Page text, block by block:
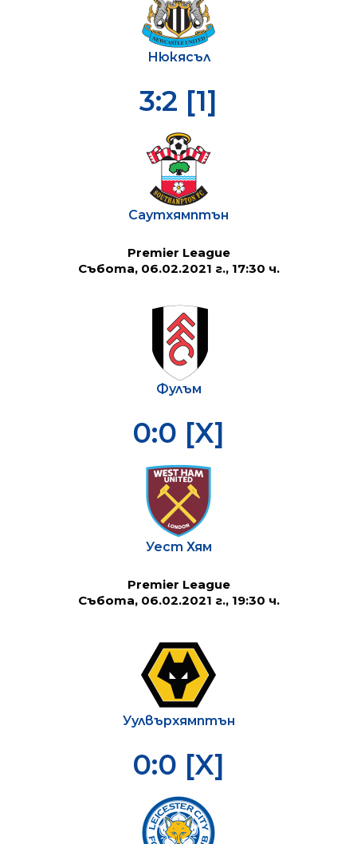
Нюкясъл
3:2 [1]
Саутхямптън
Premier League
Събота, 06.02.2021 г., 17:30 ч.
Фулъм
0:0 [X]
Уест Хям
Premier League
Събота, 06.02.2021 г., 19:30 ч.
Уулвърхямптън
0:0 [X]